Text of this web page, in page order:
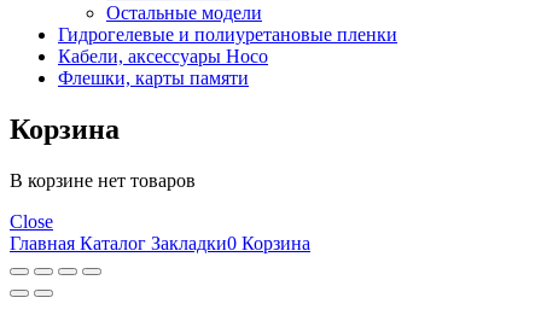
Остальные модели
Гидрогелевые и полиуретановые пленки
Кабели, аксессуары Hoco
Флешки, карты памяти
Корзина
В корзине нет товаров
Close
Главная Каталог Закладки0 Корзина